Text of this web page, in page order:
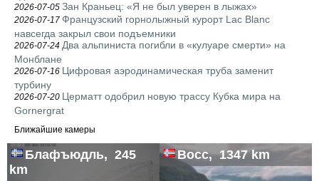
2026-07-05 Зан Краньец: «Я не был уверен в лыжах»
2026-07-17 Французский горнолыжный курорт Lac Blanc
навсегда закрыл свои подъемники
2026-07-24 Два альпиниста погибли в «кулуаре смерти» на
Монблане
2026-07-16 Цифровая аэродинамическая труба заменит
турбину
2026-07-20 Церматт одобрил новую трассу Кубка мира на
Gornergrat
Ближайшие камеры
Блафъюдль, 245
km
Восс, 1347 km